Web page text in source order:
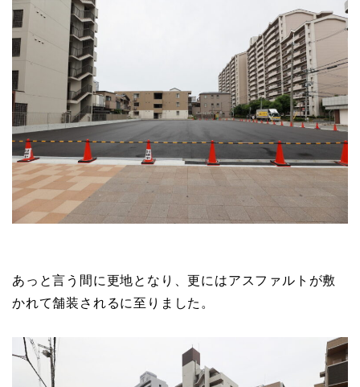
あっと言う間に更地となり、更にはアスファルトが敷
かれて舗装されるに至りました。